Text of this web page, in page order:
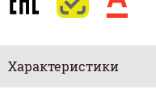
Характеристики